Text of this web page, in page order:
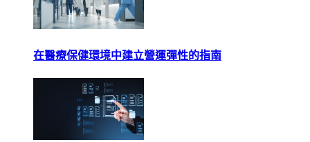
在醫療保健環境中建立營運彈性的指南